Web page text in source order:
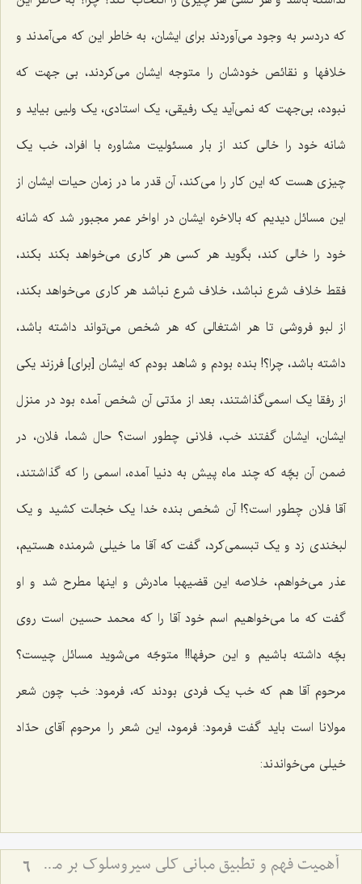
که دردسر به وجود می‌آوردند برای ایشان، به خاطر این که می‌آمدند و
خلافها و نقائص خودشان را متوجه ایشان می‌کردند، بی جهت که
نبوده، بی‌جهت که نمی‌آید یک رفیقی، یک استادی، یک ولیی بیاید و
شانه خود را خالی کند از بار مسئولیت مشاوره با افراد، خب یک
چیزی هست که این کار را می‌کند، آن قدر ما در زمان حیات ایشان از
این مسائل دیدیم که بالاخره ایشان در اواخر عمر مجبور شد که شانه
خود را خالی کند، بگوید هر کسی هر کاری می‌خواهد بکند بکند،
فقط خلاف شرع نباشد، خلاف شرع نباشد هر کاری می‌خواهد بکند،
از لبو فروشی تا هر اشتغالی که هر شخص می‌تواند داشته باشد،
داشته باشد، چرا؟! بنده بودم و شاهد بودم که ایشان [برای‌] فرزند یکی
از رفقا یک اسمی‌گذاشتند، بعد از مدّتی آن شخص آمده بود در منزل
ایشان، ایشان گفتند خب، فلانی چطور است؟ حال شما، فلان، در
ضمن آن بچّه که چند ماه پیش به دنیا آمده، اسمی را که گذاشتند،
آقا فلان چطور است؟! آن شخص بنده خدا یک خجالت کشید و یک
لبخندی زد و یک تبسمی‌کرد، گفت که آقا ما خیلی شرمنده هستیم،
عذر می‌خواهم، خلاصه این قضیهبا مادرش و اینها مطرح شد و او
گفت که ما می‌خواهیم اسم خود آقا را که محمد حسین است روی
بچّه داشته باشیم و این حرفها!! متوجّه می‌شوید مسائل چیست؟
مرحوم آقا هم که خب یک فردی بودند که، فرمود: خب چون شعر
مولانا است باید گفت فرمود: فرمود، این شعر را مرحوم آقای حدّاد
خیلی می‌خواندند:
أهمیت فهم و تطبیق مبانی كلی سیروسلوك بر مسائل جزئی زندگی 6